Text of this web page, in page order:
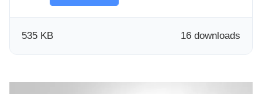
16 downloads
535 KB